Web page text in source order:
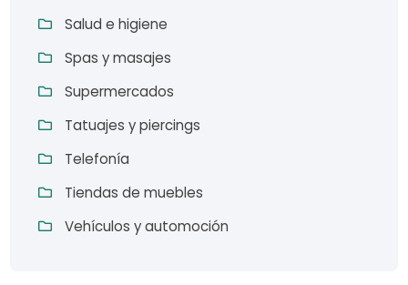
Salud e higiene
Spas y masajes
Supermercados
Tatuajes y piercings
Telefonía
Tiendas de muebles
Vehículos y automoción